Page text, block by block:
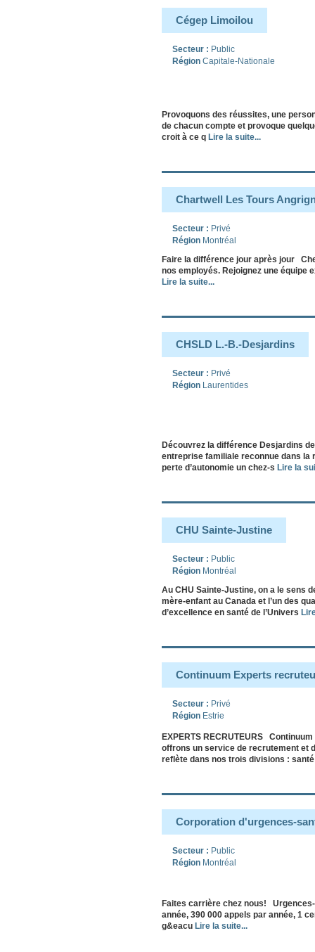
Cégep Limoilou
Secteur : Public
Région Capitale-Nationale
Provoquons des réussites, une
de chacun compte et provoque
croit à ce q Lire la suite...
Chartwell Les Tours
Secteur : Privé
Région Montréal
Faire la différence jour après jour
nos employés. Rejoignez une équipe
Lire la suite...
CHSLD L.-B.-Desjardins
Secteur : Privé
Région Laurentides
Découvrez la différence Desjardins
entreprise familiale reconnue dans la
perte d’autonomie un chez-s Lire la
CHU Sainte-Justine
Secteur : Public
Région Montréal
Au CHU Sainte-Justine, on a le sens
mère-enfant au Canada et l’un des
d’excellence en santé de l’Univers
Continuum Experts
Secteur : Privé
Région Estrie
EXPERTS RECRUTEURS
offrons un service de recrutement et
reflète dans nos trois divisions :
Corporation d'urgences-
Secteur : Public
Région Montréal
Faites carrière chez nous!
année, 390 000 appels par année, 1
g&eacu Lire la suite...